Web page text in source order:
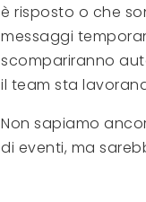
è risposto o che
messaggi
scompariranno
il team sta
Non sapiamo
di eventi, ma